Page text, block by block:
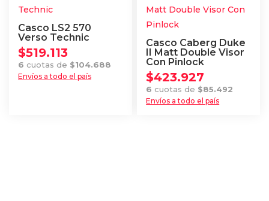
de
página
de
producto
múltiples
variantes.
Las
opciones
se
pueden
múltiples
variantes.
Las
opciones
se
pueden
elegir
Casco LS2 570
Verso Technic
Envíos a todo el país
$519.113
6 cuotas de $104.688
Casco Caberg Duke
II Matt Double Visor
Con Pinlock
Envíos a todo el país
$423.927
6 cuotas de $85.492